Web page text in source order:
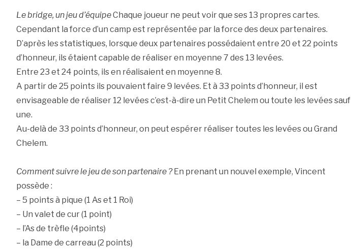
Le bridge, un jeu d’équipeChaque joueur ne peut voir que ses 13 propres cartes.
Cependant la force d’un camp est représentée par la force des deux partenaires.
D’après les statistiques, lorsque deux partenaires possédaient entre 20 et 22 points
d’honneur, ils étaient capable de réaliser en moyenne 7 des 13 levées.
Entre 23 et 24 points, ils en réalisaient en moyenne 8.
A partir de 25 points ils pouvaient faire 9 levées. Et à 33 points d’honneur, il est
envisageable de réaliser 12 levées c’est-à-dire un Petit Chelem ou toute les levées sauf
une.
Au-delà de 33 points d’honneur, on peut espérer réaliser toutes les levées ou Grand
Chelem.
Comment suivre le jeu de son partenaire ?En prenant un nouvel exemple, Vincent
possède :
– 5 points à pique (1 As et 1 Roi)
– Un valet de cur (1 point)
– l’As de trèfle (4points)
– la Dame de carreau (2 points)